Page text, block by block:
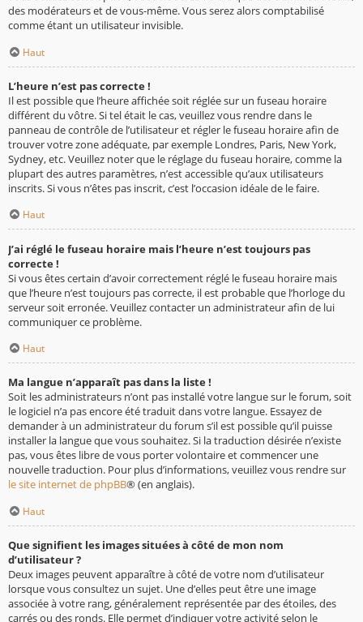
des modérateurs et de vous-même. Vous serez alors comptabilisé
comme étant un utilisateur invisible.
Haut
L’heure n’est pas correcte !
Il est possible que l’heure affichée soit réglée sur un fuseau horaire
différent du vôtre. Si tel était le cas, veuillez vous rendre dans le
panneau de contrôle de l’utilisateur et régler le fuseau horaire afin de
trouver votre zone adéquate, par exemple Londres, Paris, New York,
Sydney, etc. Veuillez noter que le réglage du fuseau horaire, comme la
plupart des autres paramètres, n’est accessible qu’aux utilisateurs
inscrits. Si vous n’êtes pas inscrit, c’est l’occasion idéale de le faire.
Haut
J’ai réglé le fuseau horaire mais l’heure n’est toujours pas
correcte !
Si vous êtes certain d’avoir correctement réglé le fuseau horaire mais
que l’heure n’est toujours pas correcte, il est probable que l’horloge du
serveur soit erronée. Veuillez contacter un administrateur afin de lui
communiquer ce problème.
Haut
Ma langue n’apparaît pas dans la liste !
Soit les administrateurs n’ont pas installé votre langue sur le forum, soit
le logiciel n’a pas encore été traduit dans votre langue. Essayez de
demander à un administrateur du forum s’il est possible qu’il puisse
installer la langue que vous souhaitez. Si la traduction désirée n’existe
pas, vous êtes libre de vous porter volontaire et commencer une
nouvelle traduction. Pour plus d’informations, veuillez vous rendre sur
le site internet de phpBB® (en anglais).
Haut
Que signifient les images situées à côté de mon nom
d’utilisateur ?
Deux images peuvent apparaître à côté de votre nom d’utilisateur
lorsque vous consultez un sujet. Une d’elles peut être une image
associée à votre rang, généralement représentée par des étoiles, des
carrés ou des ronds. Elle permet d’indiquer votre activité selon le